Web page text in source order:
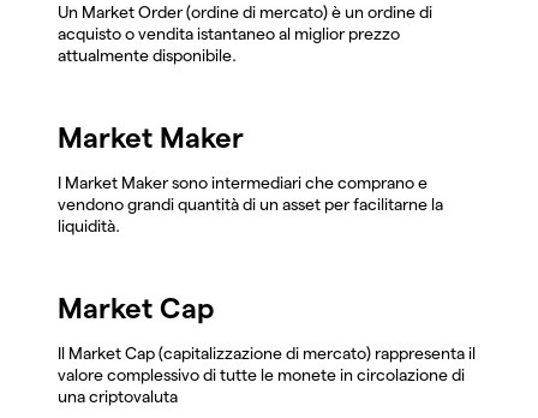
Un Market Order (ordine di mercato) è un ordine di
acquisto o vendita istantaneo al miglior prezzo
attualmente disponibile.
Market Maker
I Market Maker sono intermediari che comprano e
vendono grandi quantità di un asset per facilitarne la
liquidità.
Market Cap
Il Market Cap (capitalizzazione di mercato) rappresenta il
valore complessivo di tutte le monete in circolazione di
una criptovaluta